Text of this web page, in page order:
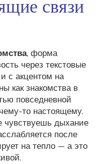
, форма
через текстовые
с акцентом на
какзнакомства в
повседневной
то настоящему.
чувствуешь дыхание
после
на тепло — а это